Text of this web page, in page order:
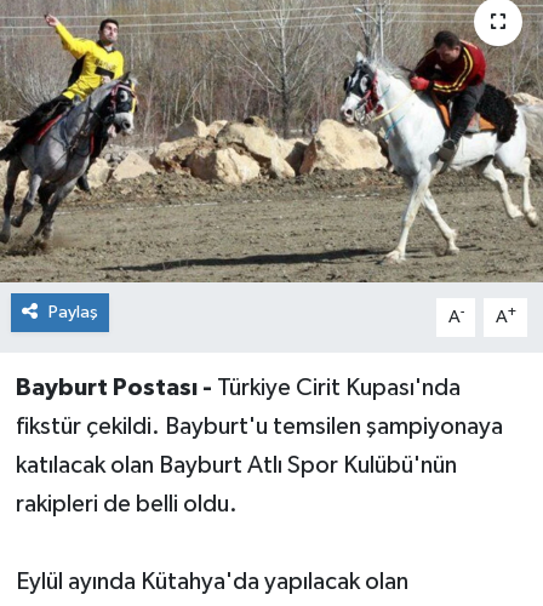
Paylaş A- A+
Bayburt Postası - Türkiye Cirit Kupası'nda
fikstür çekildi. Bayburt'u temsilen şampiyonaya
katılacak olan Bayburt Atlı Spor Kulübü'nün
rakipleri de belli oldu.
Eylül ayında Kütahya'da yapılacak olan
Haber Arşivi